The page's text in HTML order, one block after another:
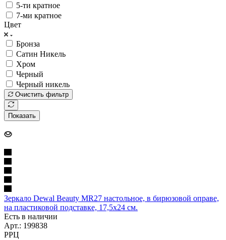
5-ти кратное
7-ми кратное
Цвет
Бронза
Сатин Никель
Хром
Черный
Черный никель
Очистить фильтр
Показать
Зеркало Dewal Beauty MR27 настольное, в бирюзовой оправе,
на пластиковой подставке, 17,5х24 см.
Есть в наличии
Арт.: 199838
РРЦ